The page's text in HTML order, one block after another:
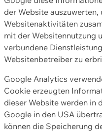
der Website
Websitenaktivitäten
mit der Websitennutzung
verbundene
Websitenbetreiber zu
Google Analytics
Cookie erzeugten
dieser Website werden in
Google in den USA
können die Speicherung